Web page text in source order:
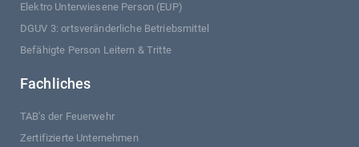
Elektro Unterwiesene Person (EUP)
DGUV 3: ortsveränderliche Betriebsmittel
Befähigte Person Leitern & Tritte
Fachliches
TAB's der Feuerwehr
Zertifizierte Unternehmen